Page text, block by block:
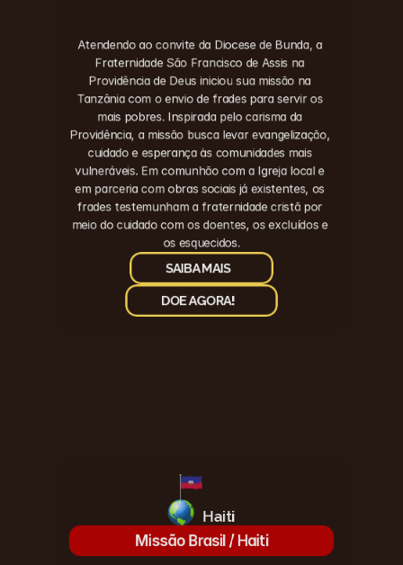
Atendendo ao convite da Diocese de Bunda, a
Fraternidade São Francisco de Assis na
Providência de Deus iniciou sua missão na
Tanzânia com o envio de frades para servir os
mais pobres. Inspirada pelo carisma da
Providência, a missão busca levar evangelização,
cuidado e esperança às comunidades mais
vulneráveis. Em comunhão com a Igreja local e
em parceria com obras sociais já existentes, os
frades testemunham a fraternidade cristã por
meio do cuidado com os doentes, os excluídos e
os esquecidos.
SAIBA MAIS
DOE AGORA!
Haiti
Missão Brasil / Haiti